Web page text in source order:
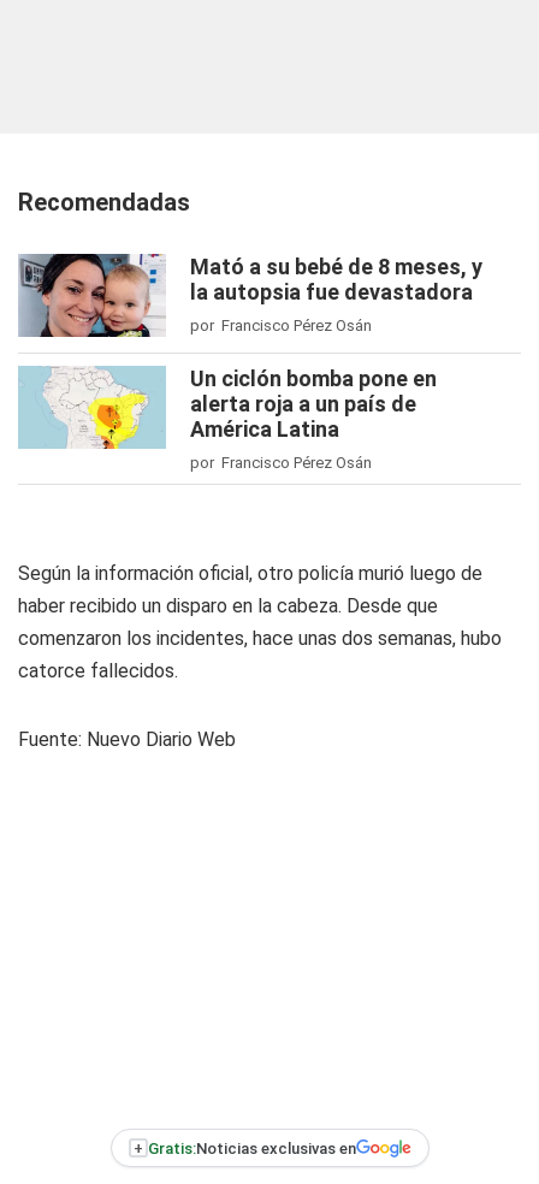
Recomendadas
Mató a su bebé de 8 meses, y
la autopsia fue devastadora
por Francisco Pérez Osán
Un ciclón bomba pone en
alerta roja a un país de
América Latina
por Francisco Pérez Osán
Según la información oficial, otro policía murió luego de
haber recibido un disparo en la cabeza. Desde que
comenzaron los incidentes, hace unas dos semanas, hubo
catorce fallecidos.
Fuente: Nuevo Diario Web
+ Gratis:Noticias exclusivas en